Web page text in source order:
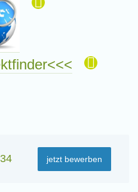
jetzt bewerben